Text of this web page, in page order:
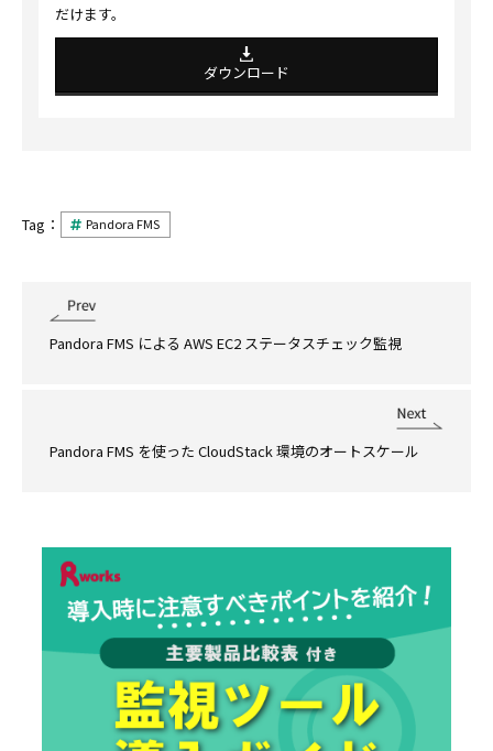
だけます。
ダウンロード
Tag： Pandora FMS
Pandora FMS による AWS EC2 ステータスチェック監視
Pandora FMS を使った CloudStack 環境のオートスケール